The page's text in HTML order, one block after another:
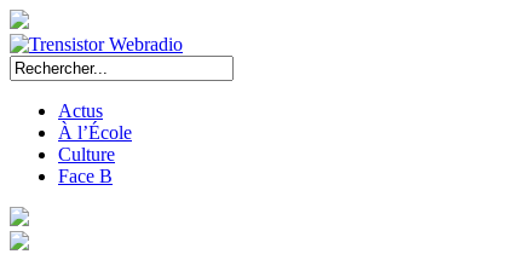
Actus
À l’École
Culture
Face B